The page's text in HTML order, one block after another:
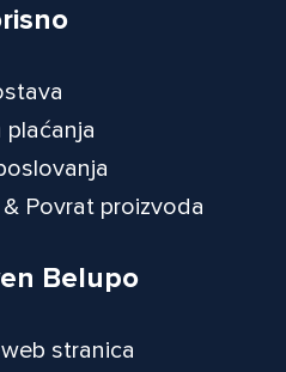
plaćanja
Povrat proizvoda
Belupo
stranica